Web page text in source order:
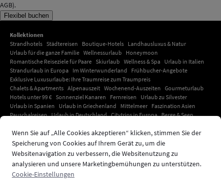
AGB).
Flexibel buchen
Kollektionen
Strandhotels Städtereisen Boutique-Hotels Landhausluxus & Natur
Urlaub für die ganze Familie Wellnessurlaub
Honeymoon
Romantische Reiseziele für Paare Skiurlaub Wellness & Spa Urlaub in Italien
Strandurlaub in Europa Im Winterwunderland
Frühbucher-Angebote
Exklusive Luxusurlaube: Ihre Traumreise zum Traumpreis
Chalets & Apartments Alpenauszeit Wochenend-Auszeiten Gourmeturlaub
Hotels unter 99 € Sonnenziel Kanaren Fernreisen
Urlaub zu Silvester
Urlaub in Spanien
Urlaub in Griechenland Mittelmeer Faszination Asien
Pauschalreisen Urlaub in Deutschland Citytrips in Europa Berge & Seen
Deals der Woche Amsterdam-Hotels Paris Hotels
Ihr exklusiver Urlaub auf Mallorca: Unvergessliche Momente unter südlicher
Sonne
Urlaub auf Kreta
Urlaub in Dubai
Urlaub in der Karibik
Südtirol Urlaub Urlaub in Indonesien Strandhotels
Wenn Sie auf „Alle Cookies akzeptieren“ klicken, stimmen Sie der
Speicherung von Cookies auf Ihrem Gerät zu, um die
Websitenavigation zu verbessern, die Websitenutzung zu
analysieren und unsere Marketingbemühungen zu unterstützen.
Cookie-Einstellungen